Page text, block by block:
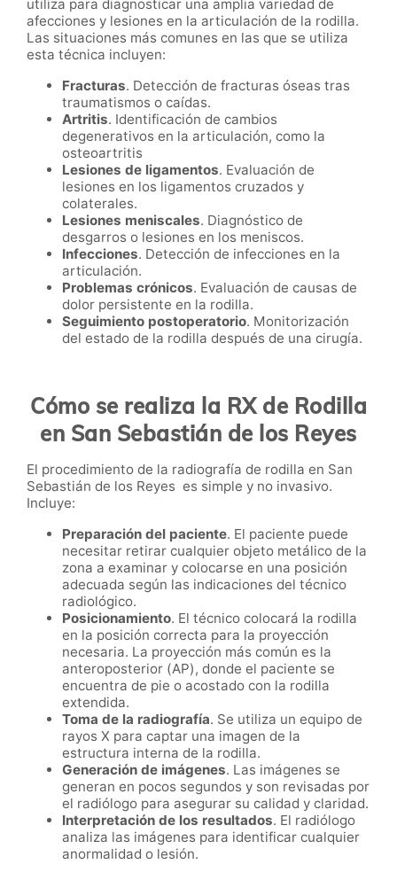
utiliza para diagnosticar una amplia variedad de
afecciones y lesiones en la articulación de la rodilla.
Las situaciones más comunes en las que se utiliza
esta técnica incluyen:
Fracturas. Detección de fracturas óseas tras
traumatismos o caídas.
Artritis. Identificación de cambios
degenerativos en la articulación, como la
osteoartritis
Lesiones de ligamentos. Evaluación de
lesiones en los ligamentos cruzados y
colaterales.
Lesiones meniscales. Diagnóstico de
desgarros o lesiones en los meniscos.
Infecciones. Detección de infecciones en la
articulación.
Problemas crónicos. Evaluación de causas de
dolor persistente en la rodilla.
Seguimiento postoperatorio. Monitorización
del estado de la rodilla después de una cirugía.
Cómo se realiza la RX de Rodilla
en San Sebastián de los Reyes
El procedimiento de la radiografía de rodilla en San
Sebastián de los Reyes es simple y no invasivo.
Incluye:
Preparación del paciente. El paciente puede
necesitar retirar cualquier objeto metálico de la
zona a examinar y colocarse en una posición
adecuada según las indicaciones del técnico
radiológico.
Posicionamiento. El técnico colocará la rodilla
en la posición correcta para la proyección
necesaria. La proyección más común es la
anteroposterior (AP), donde el paciente se
encuentra de pie o acostado con la rodilla
extendida.
Toma de la radiografía. Se utiliza un equipo de
rayos X para captar una imagen de la
estructura interna de la rodilla.
Generación de imágenes. Las imágenes se
generan en pocos segundos y son revisadas por
el radiólogo para asegurar su calidad y claridad.
Interpretación de los resultados. El radiólogo
analiza las imágenes para identificar cualquier
anormalidad o lesión.